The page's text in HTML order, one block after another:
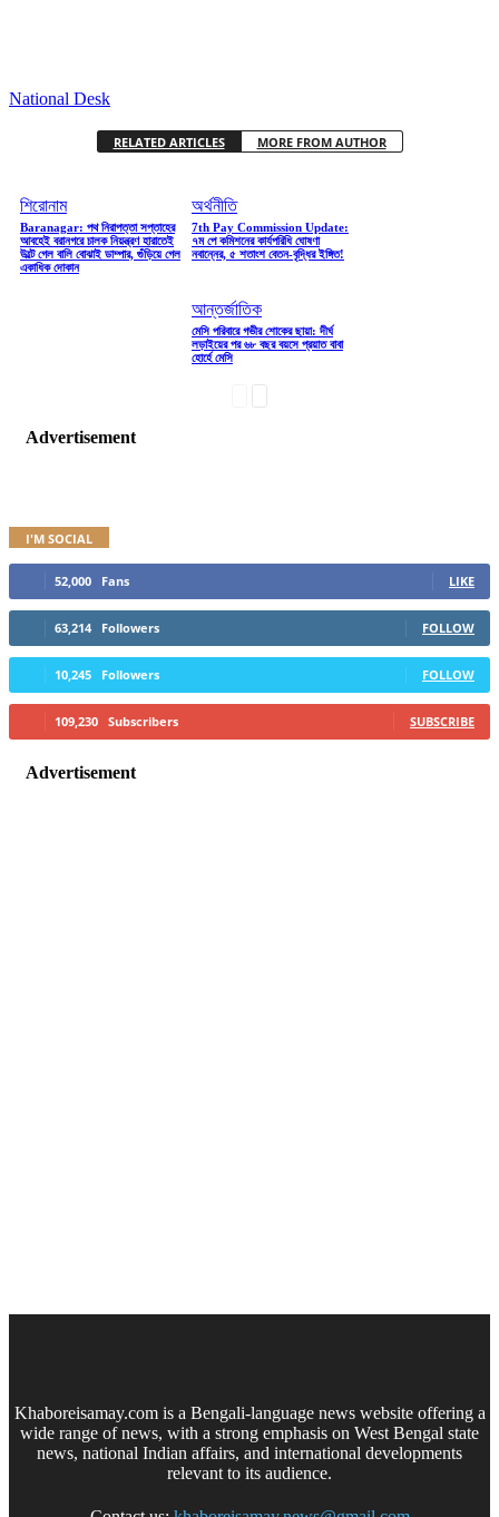
National Desk
RELATED ARTICLES MORE FROM AUTHOR
শিরোনাম
Baranagar: পথ নিরাপত্তা সপ্তাহের
আবহেই বরানগরে চালক নিয়ন্ত্রণ হারাতেই
উল্টে গেল বালি বোঝাই ডাম্পার, গুঁড়িয়ে গেল
একাধিক দোকান
অর্থনীতি
7th Pay Commission Update:
৭ম পে কমিশনের কার্যপরিধি ঘোষণা
নবান্নের, ৫ শতাংশ বেতন-বৃদ্ধির ইঙ্গিত!
আন্তর্জাতিক
মেসি পরিবারে গভীর শোকের ছায়া: দীর্ঘ
লড়াইয়ের পর ৬৮ বছর বয়সে প্রয়াত বাবা
হোর্হে মেসি
Advertisement
I'M SOCIAL
52,000 Fans LIKE
63,214 Followers FOLLOW
10,245 Followers FOLLOW
109,230 Subscribers SUBSCRIBE
Advertisement
Khaboreisamay.com is a Bengali-language news website offering a
wide range of news, with a strong emphasis on West Bengal state
news, national Indian affairs, and international developments
relevant to its audience.